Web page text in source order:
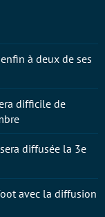
à deux de ses
difficile de
diffusée la 3e
avec la diffusion